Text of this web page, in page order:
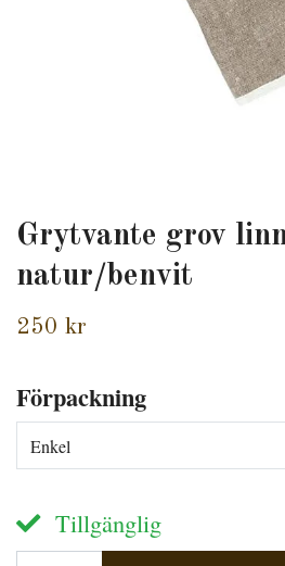
Grytvante grov
natur/benvit
250 kr
Förpackning
Enkel
Tillgänglig